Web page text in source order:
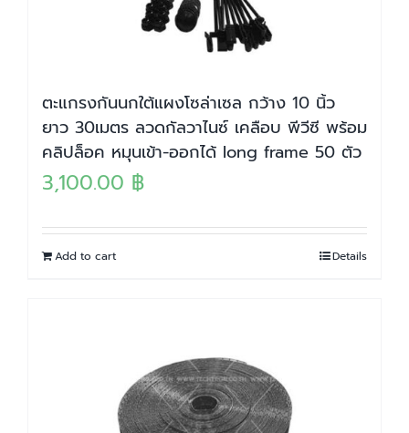
ตะแกรงกันนกใต้แผงโซล่าเซล กว้าง 10 นิ้ว
ยาว 30เมตร ลวดกัลวาไนซ์ เคลือบ พีวีซี พร้อม
คลิปล็อค หมุนเข้า-ออกได้ long frame 50 ตัว
3,100.00 ฿
Add to cart Details